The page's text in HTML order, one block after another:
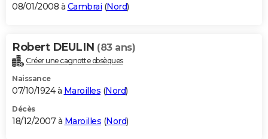
08/01/2008 à Cambrai (Nord)
Robert DEULIN (83 ans)
Créer une cagnotte obsèques
Naissance
07/10/1924 à Maroilles (Nord)
Décès
18/12/2007 à Maroilles (Nord)